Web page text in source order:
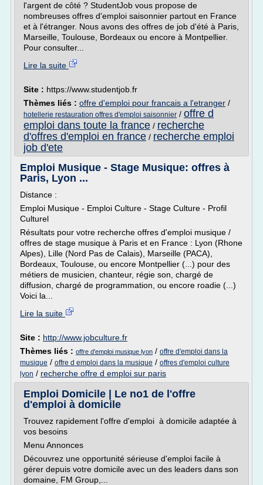
l'argent de côté ? StudentJob vous propose de
nombreuses offres d'emploi saisonnier partout en France
et à l'étranger. Nous avons des offres de job d'été à Paris,
Marseille, Toulouse, Bordeaux ou encore à Montpellier.
Pour consulter...
Lire la suite
Site : https://www.studentjob.fr
Thèmes liés : offre d'emploi pour francais a l'etranger /
hotellerie restauration offres d'emploi saisonnier / offre d
emploi dans toute la france / recherche
d'offres d'emploi en france / recherche emploi
job d'ete
Emploi Musique - Stage Musique: offres à
Paris, Lyon ...
Distance :
Emploi Musique - Emploi Culture - Stage Culture - Profil
Culturel
Résultats pour votre recherche offres d'emploi musique /
offres de stage musique à Paris et en France : Lyon (Rhone
Alpes), Lille (Nord Pas de Calais), Marseille (PACA),
Bordeaux, Toulouse, ou encore Montpellier (...) pour des
métiers de musicien, chanteur, régie son, chargé de
diffusion, chargé de programmation, ou encore roadie (...)
Voici la...
Lire la suite
Site : http://www.jobculture.fr
Thèmes liés : offre d'emploi musique lyon / offre d'emploi dans la
musique / offre d emploi dans la musique / offres d'emploi culture
lyon / recherche offre d emploi sur paris
Emploi Domicile | Le no1 de l'offre
d'emploi à domicile
Trouvez rapidement l'offre d'emploi à domicile adaptée à
vos besoins
Menu Annonces
Découvrez une opportunité sérieuse d'emploi facile à
gérer depuis votre domicile avec un des leaders dans son
domaine, FM Group,...